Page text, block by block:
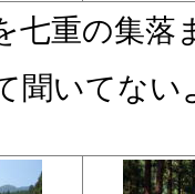
七重の集
聞いてな